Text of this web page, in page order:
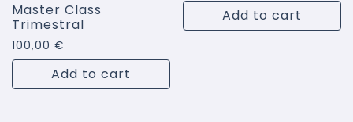
Master Class
Trimestral
100,00 €
Add to cart
Add to cart